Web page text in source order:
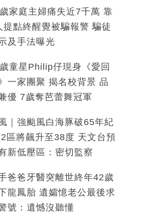
家庭主婦痛失近7千萬 靠
提點終醒覺被騙報警 騙徒
及手法曝光
童星Philip仔現身《愛回
一家團聚 揭名校背景 品
優 7歲奪芭蕾舞冠軍
｜強颱風白海豚破65年紀
區將飆升至38度 天文台預
新低壓區：密切監察
爸爸牙醫突離世終年42歲
龍鳳胎 遺孀憶老公最後求
號：遺憾沒聽懂